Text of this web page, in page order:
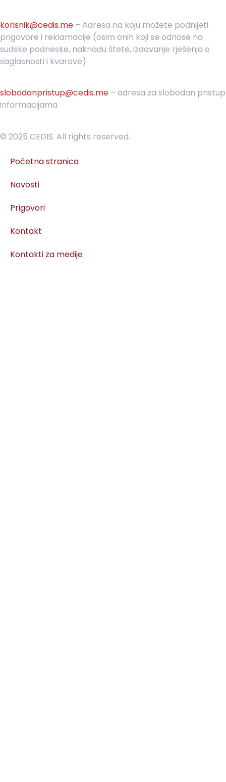
korisnik@cedis.me – Adresa na koju možete podnijeti
prigovore i reklamacije (osim onih koji se odnose na
sudske podneske, naknadu štete, izdavanje rješenja o
saglasnosti i kvarove)
slobodanpristup@cedis.me – adresa za slobodan pristup
informacijama
© 2025 CEDIS. All rights reserved.
Početna stranica
Novosti
Prigovori
Kontakt
Kontakti za medije